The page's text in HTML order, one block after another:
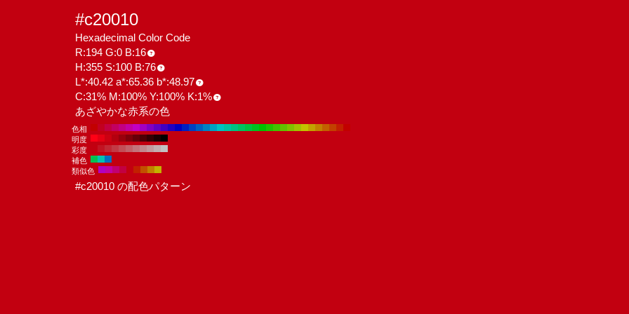
#c20010
Hexadecimal Color Code
R:194 G:0 B:16
H:355 S:100 B:76
L*:40.42 a*:65.36 b*:48.97
C:31% M:100% Y:100% K:1%
あざやかな赤系の色
色相
明度
彩度
補色
類似色
#c20010 の配色パターン